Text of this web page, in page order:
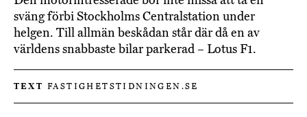
sväng förbi Stockholms Centralstation under
helgen. Till allmän beskådan står där då en av
världens snabbaste bilar parkerad – Lotus F1.
TEXT FASTIGHETSTIDNINGEN.SE